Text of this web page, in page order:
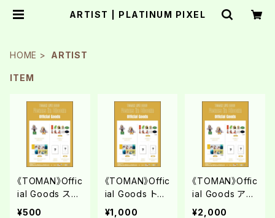
ARTIST | PLATINUM PIXEL
HOME ARTIST
ITEM
《TOMAN》Offic
ial Goods ステ
ッカー
¥500
《TOMAN》Offic
ial Goods トレ
ーディングカー
¥1,000
《TOMAN》Offic
ial Goods アク
リルスタンド
¥2,000